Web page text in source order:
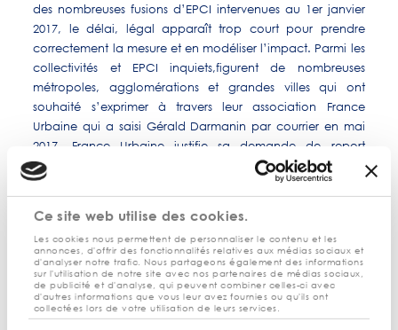
Ce site web utilise des cookies.
Les cookies nous permettent de personnaliser le contenu et les
annonces, d'offrir des fonctionnalités relatives aux médias sociaux et
d'analyser notre trafic. Nous partageons également des informations
sur l'utilisation de notre site avec nos partenaires de médias sociaux,
de publicité et d'analyse, qui peuvent combiner celles-ci avec
d'autres informations que vous leur avez fournies ou qu'ils ont
collectées lors de votre utilisation de leurs services.
des nombreuses fusions d’EPCI intervenues au 1er janvier
2017, le délai, légal apparaît trop court pour prendre
correctement la mesure et en modéliser l’impact. Parmi les
collectivités et EPCI inquiets,figurent de nombreuses
métropoles, agglomérations et grandes villes qui ont
souhaité s’exprimer à travers leur association France
Urbaine qui a saisi Gérald Darmanin par courrier en mai
2017. France Urbaine justifie sa demande de report
exceptionnel de la date limite du fait de la mise en œuvre
au 1er janvier 2017 de la révision des valeurs locatives des
professionnels entrant dans le champ de la RVLLP
disposent d’une nouvelle valeur locative égale au produit
de sa surface pondérée par un tarif au mètre. Par courrier
du 31 août, le ministre de l’action et des comptes publics
a donné son accord à un report qui devra être fixé lors de
l’examen des lois de finances le 15 janvier 2018.